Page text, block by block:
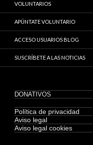
VOLUNTARIOS
APÚNTATE VOLUNTARIO
ACCESO USUARIOS BLOG
SUSCRÍBETE A LAS NOTICIAS